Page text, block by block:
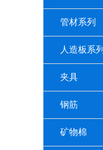
管材系列
人造板系列
夹具
钢筋
矿物棉